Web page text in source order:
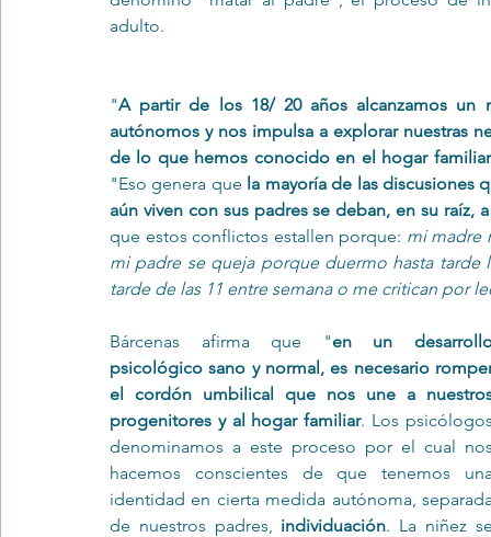
adulto.
"A partir de los 18/ 20 años alcanzamos
autónomos y nos impulsa a explorar nuestras
de lo que hemos conocido en el hogar
"Eso genera que la mayoría de las discusiones
aún viven con sus padres se deban, en su
que estos conflictos estallen porque: mi madre
mi padre se queja porque duermo hasta tarde
tarde de las 11 entre semana o me critican por
Bárcenas afirma que "en un
psicológico sano y normal, es necesario
el cordón umbilical que nos une a
progenitores y al hogar familiar. Los
denominamos a este proceso por el cual
hacemos conscientes de que tenemos
identidad en cierta medida autónoma,
de nuestros padres, individuación. La niñez